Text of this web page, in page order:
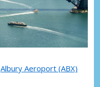
Albury Aeroport (ABX)